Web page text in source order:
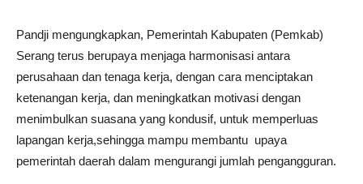
Pandji mengungkapkan, Pemerintah Kabupaten (Pemkab)
Serang terus berupaya menjaga harmonisasi antara
perusahaan dan tenaga kerja, dengan cara menciptakan
ketenangan kerja, dan meningkatkan motivasi dengan
menimbulkan suasana yang kondusif, untuk memperluas
lapangan kerja,sehingga mampu membantu upaya
pemerintah daerah dalam mengurangi jumlah pengangguran.